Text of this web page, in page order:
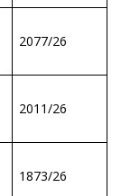
2077/26
2011/26
1873/26